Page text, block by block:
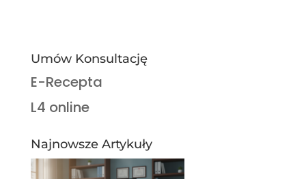
Umów Konsultację
E-Recepta
L4 online
Najnowsze Artykuły